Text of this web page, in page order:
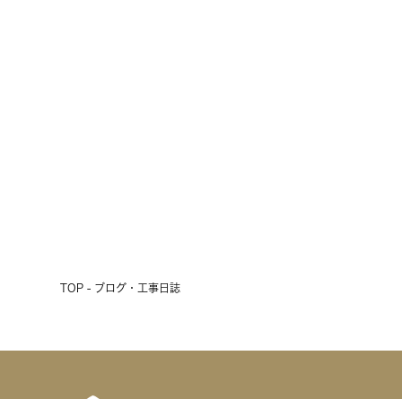
TOP - ブログ・工事日誌